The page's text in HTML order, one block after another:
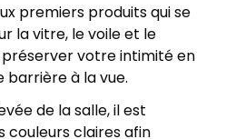
premiers produits qui se
la vitre, le voile et le
votre intimité en
à la vue.
de la salle, il est
couleurs claires afin